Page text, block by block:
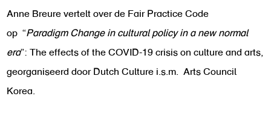
Anne Breure vertelt over de Fair Practice Code
op “Paradigm Change in cultural policy in a new normal
era”: The effects of the COVID-19 crisis on culture and arts,
georganiseerd door Dutch Culture i.s.m. Arts Council
Korea.